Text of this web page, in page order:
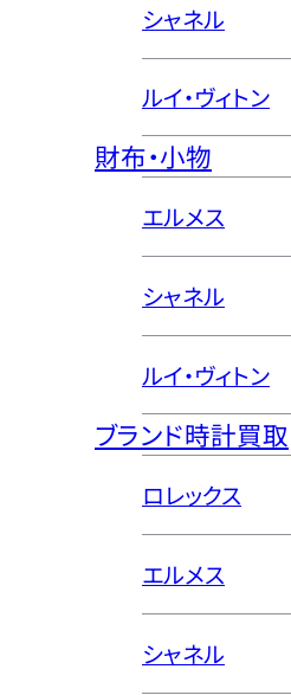
シャネル
ルイ・ヴィトン
財布・小物
エルメス
シャネル
ルイ・ヴィトン
ブランド時計買取
ロレックス
エルメス
シャネル